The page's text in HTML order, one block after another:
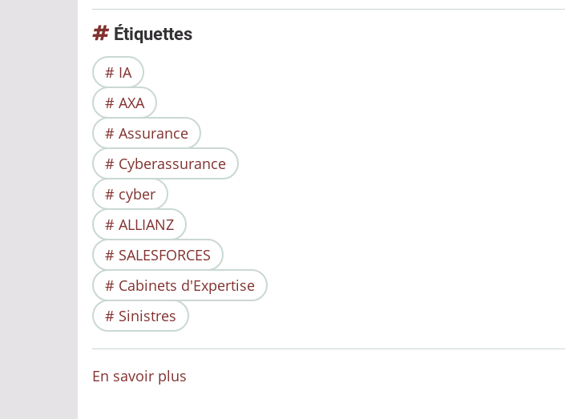
Étiquettes
IA
AXA
Assurance
Cyberassurance
cyber
ALLIANZ
SALESFORCES
Cabinets d'Expertise
Sinistres
En savoir plus